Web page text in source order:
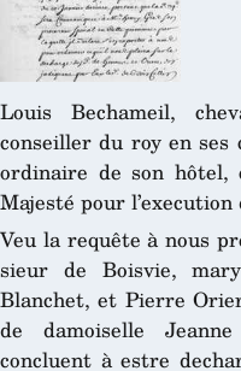
Louis Bechameil,
conseiller du roy en ses
ordinaire de son hôtel,
Majesté pour
Veu la requête à nous
sieur de Boisvie,
Blanchet, et Pierre
de damoiselle
concluent à estre